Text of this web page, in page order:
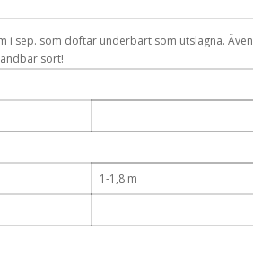
i sep. som doftar underbart som utslagna. Även
sort!
1-1,8 m